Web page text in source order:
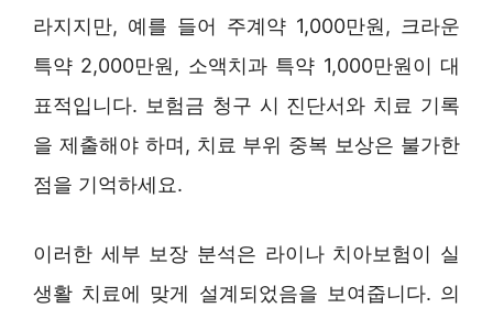
라지지만, 예를 들어 주계약 1,000만원, 크라운
특약 2,000만원, 소액치과 특약 1,000만원이 대
표적입니다. 보험금 청구 시 진단서와 치료 기록
을 제출해야 하며, 치료 부위 중복 보상은 불가한
점을 기억하세요.
이러한 세부 보장 분석은 라이나 치아보험이 실
생활 치료에 맞게 설계되었음을 보여줍니다. 의